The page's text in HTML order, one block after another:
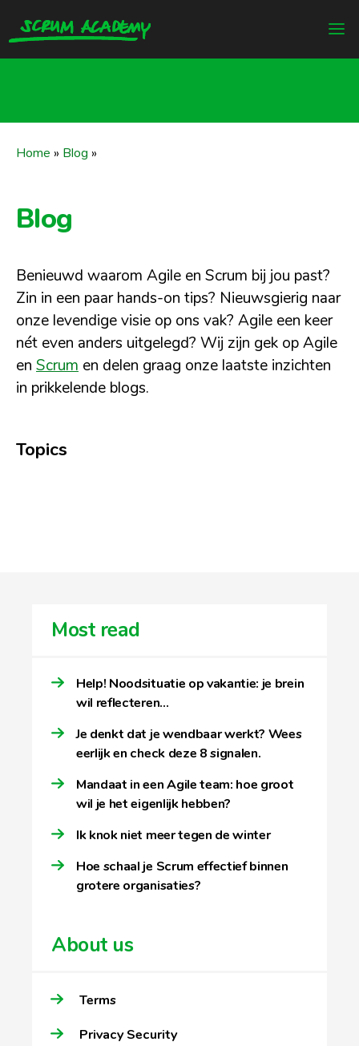
Home » Blog »
Blog
Benieuwd waarom Agile en Scrum bij jou past?
Zin in een paar hands-on tips? Nieuwsgierig naar
onze levendige visie op ons vak? Agile een keer
nét even anders uitgelegd? Wij zijn gek op Agile
en Scrum en delen graag onze laatste inzichten
in prikkelende blogs.
Topics
Most read
Help! Noodsituatie op vakantie: je brein
wil reflecteren…
Je denkt dat je wendbaar werkt? Wees
eerlijk en check deze 8 signalen.
Mandaat in een Agile team: hoe groot
wil je het eigenlijk hebben?
Ik knok niet meer tegen de winter
Hoe schaal je Scrum effectief binnen
grotere organisaties?
About us
Terms
Privacy Security